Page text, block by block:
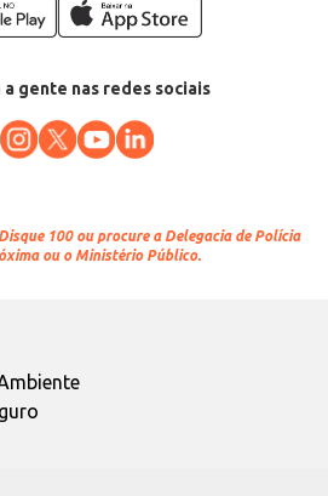
a gente nas redes sociais
100 ou procure a Delegacia de Polícia
ou o Ministério Público.